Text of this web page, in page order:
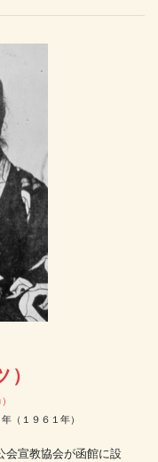
（１９６１年）
会宣教協会が函館に設